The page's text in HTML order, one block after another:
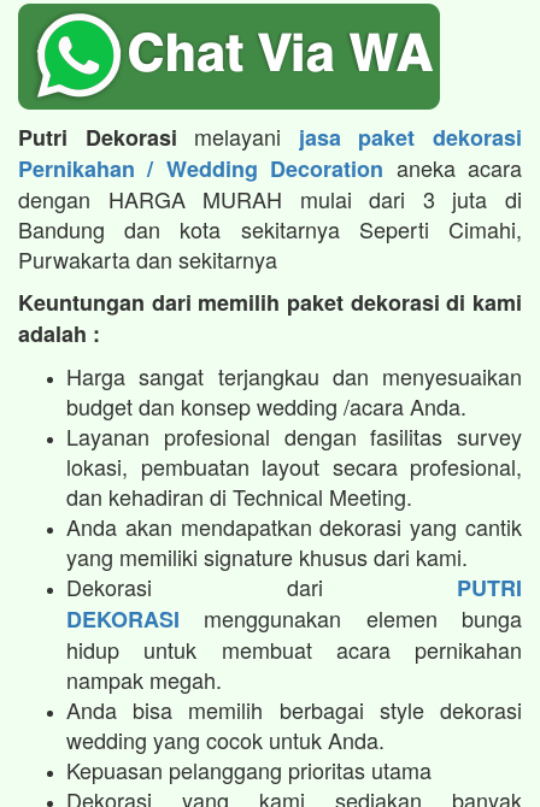
Putri Dekorasi melayani jasa paket dekorasi
Pernikahan / Wedding Decoration aneka acara
dengan HARGA MURAH mulai dari 3 juta di
Bandung dan kota sekitarnya Seperti Cimahi,
Purwakarta dan sekitarnya
Keuntungan dari memilih paket dekorasi di kami
adalah :
Harga sangat terjangkau dan menyesuaikan
budget dan konsep wedding /acara Anda.
Layanan profesional dengan fasilitas survey
lokasi, pembuatan layout secara profesional,
dan kehadiran di Technical Meeting.
Anda akan mendapatkan dekorasi yang cantik
yang memiliki signature khusus dari kami.
Dekorasi dari PUTRI
DEKORASI menggunakan elemen bunga
hidup untuk membuat acara pernikahan
nampak megah.​
Anda bisa memilih berbagai style dekorasi
wedding yang cocok untuk Anda.
Kepuasan pelanggang prioritas utama
Dekorasi yang kami sediakan banyak